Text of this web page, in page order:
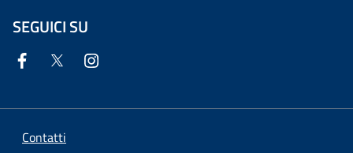
SEGUICI SU
Contatti